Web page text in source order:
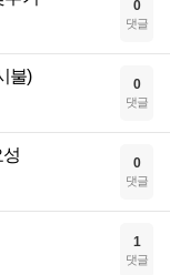
0
댓글
불) 0
댓글
0
댓글
1
댓글